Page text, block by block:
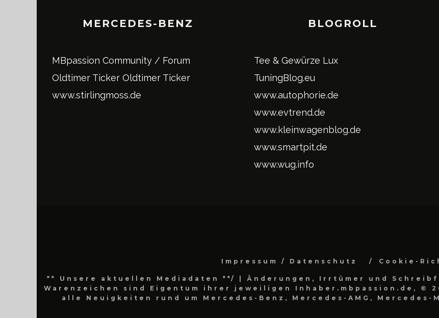
MERCEDES-BENZ
MBpassion Community / Forum
Oldtimer Ticker Oldtimer Ticker
www.stirlingmoss.de
BLOGROLL
Tee & Gewürze Lux
TuningBlog.eu
www.autophorie.de
www.evtrend.de
www.kleinwagenblog.de
www.smartpit.de
www.wug.info
Impressum / Datenschutz Cookie-
** Unsere aktuellen Mediadaten **/
| Änderungen, Irrtümer und
Warenzeichen sind Eigentum ihrer jeweiligen Inhaber.mbpassion.de, ©
alle Neuigkeiten rund um Mercedes-Benz, Mercedes-AMG, Mercedes-